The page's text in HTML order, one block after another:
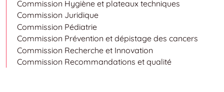
Commission Hygiène et plateaux techniques
Commission Juridique
Commission Pédiatrie
Commission Prévention et dépistage des cancers
Commission Recherche et Innovation
Commission Recommandations et qualité